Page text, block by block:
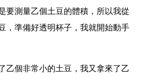
要測量乙個土豆的體積，所以我從
，準備好透明杯子，我就開始動手
乙個非常小的土豆，我又拿來了乙